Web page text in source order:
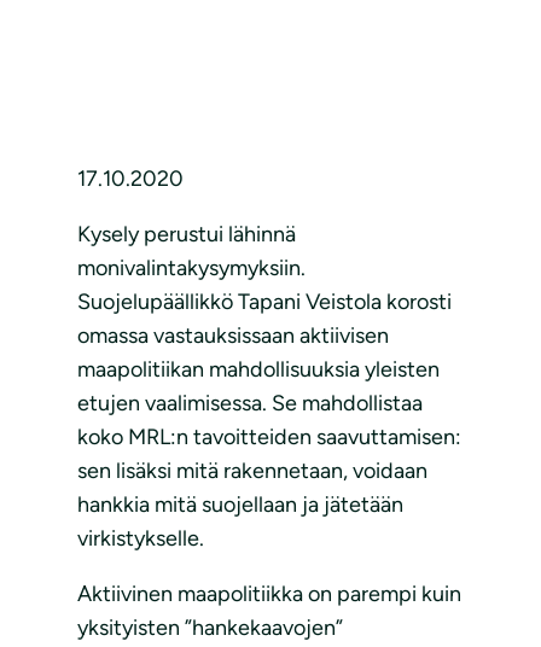
17.10.2020
Kysely perustui lähinnä
monivalintakysymyksiin.
Suojelupäällikkö Tapani Veistola korosti
omassa vastauksissaan aktiivisen
maapolitiikan mahdollisuuksia yleisten
etujen vaalimisessa. Se mahdollistaa
koko MRL:n tavoitteiden saavuttamisen:
sen lisäksi mitä rakennetaan, voidaan
hankkia mitä suojellaan ja jätetään
virkistykselle.
Aktiivinen maapolitiikka on parempi kuin
yksityisten ”hankekaavojen”